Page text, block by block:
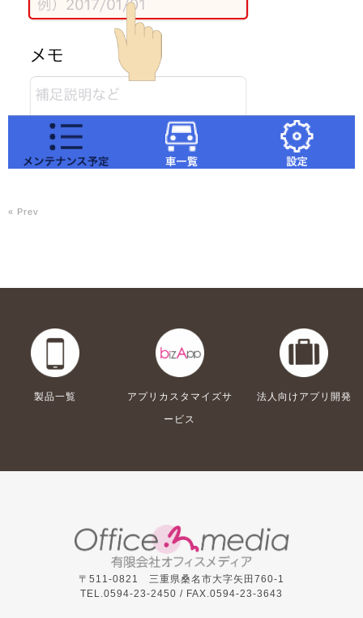
« Prev
製品一覧
アプリカスタマイズサ
ービス
法人向けアプリ開発
〒511-0821 三重県桑名市大字矢田760-1
TEL.0594-23-2450 / FAX.0594-23-3643